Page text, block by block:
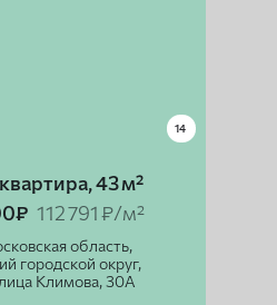
14
43 м²
112 791 ₽/м²
область,
городской округ,
Климова, 30А